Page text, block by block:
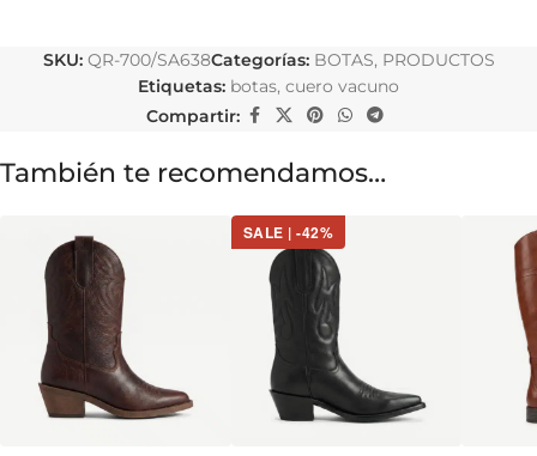
SKU: QR-700/SA638Categorías: BOTAS, PRODUCTOS
Etiquetas: botas, cuero vacuno
Compartir:
También te recomendamos…
SALE | -42%